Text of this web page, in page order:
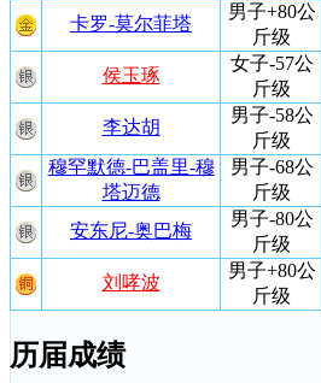
卡罗-莫尔菲塔
男子+80公
斤级
侯玉琢
女子-57公
斤级
李达胡
男子-58公
斤级
穆罕默德-巴盖里-穆
塔迈德
男子-68公
斤级
安东尼-奥巴梅
男子-80公
斤级
刘哮波
男子+80公
斤级
历届成绩